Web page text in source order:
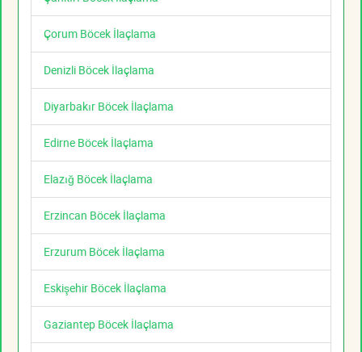
Çorum Böcek İlaçlama
Denizli Böcek İlaçlama
Diyarbakır Böcek İlaçlama
Edirne Böcek İlaçlama
Elazığ Böcek İlaçlama
Erzincan Böcek İlaçlama
Erzurum Böcek İlaçlama
Eskişehir Böcek İlaçlama
Gaziantep Böcek İlaçlama